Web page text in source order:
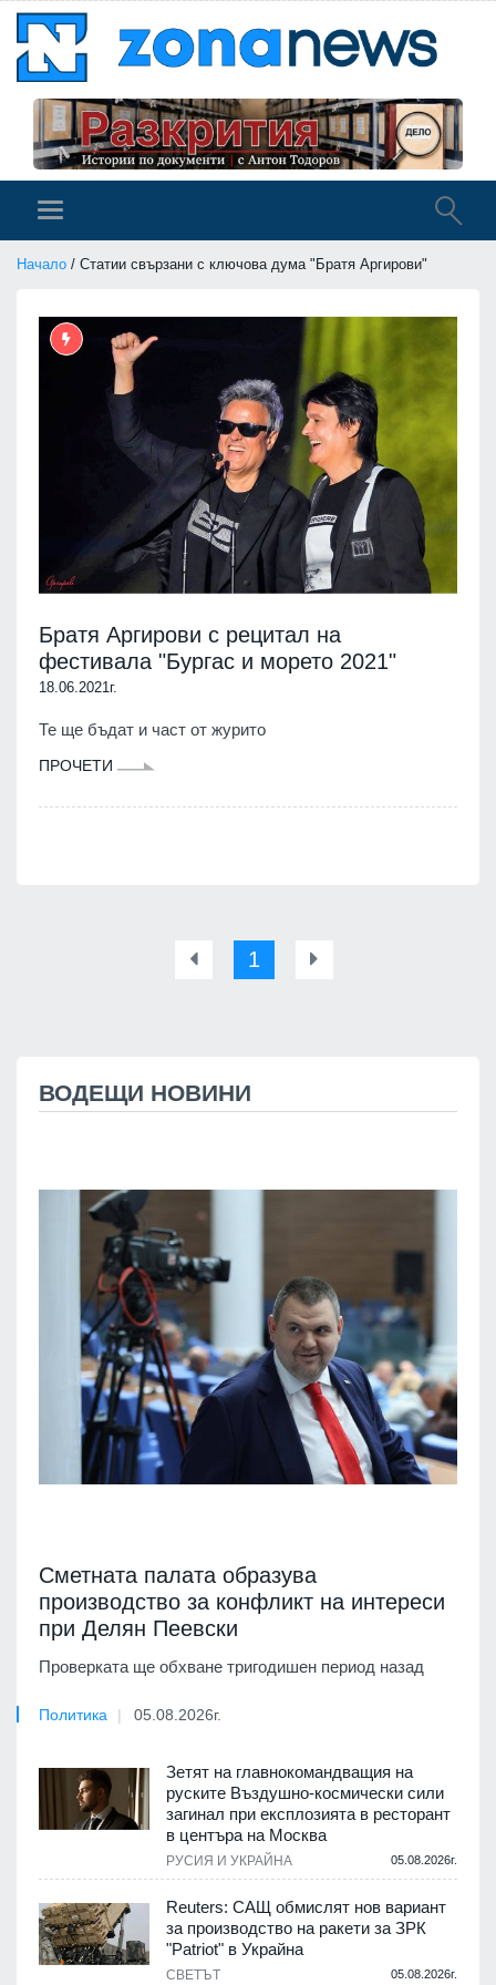
Начало / Статии свързани с ключова дума "Братя Аргирови"
Братя Аргирови с рецитал на
фестивала "Бургас и морето 2021"
18.06.2021г.
Те ще бъдат и част от журито
ПРОЧЕТИ
1
ВОДЕЩИ НОВИНИ
Сметната палата образува
производство за конфликт на интереси
при Делян Пеевски
Проверката ще обхване тригодишен период назад
Политика 05.08.2026г.
Зетят на главнокомандващия на
руските Въздушно-космически сили
загинал при експлозията в ресторант
в центъра на Москва
РУСИЯ И УКРАЙНА 05.08.2026г.
Reuters: САЩ обмислят нов вариант
за производство на ракети за ЗРК
"Patriot" в Украйна
СВЕТЪТ 05.08.2026г.